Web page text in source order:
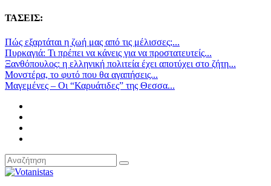
ΤΑΣΕΙΣ:
Πώς εξαρτάται η ζωή μας από τις μέλισσες;...
Πυρκαγιά: Τι πρέπει να κάνεις για να προστατευτείς...
Ξανθόπουλος: η ελληνική πολιτεία έχει αποτύχει στο ζήτη...
Μονστέρα, το φυτό που θα αγαπήσεις...
Μαγεμένες – Οι “Καρυάτιδες” της Θεσσα...